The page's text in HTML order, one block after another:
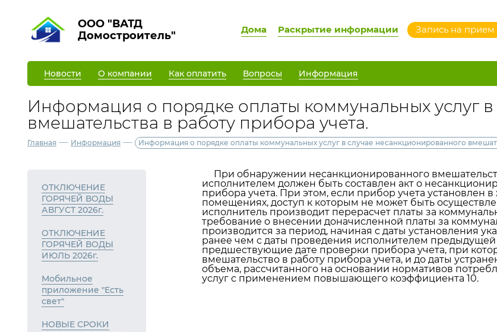
ООО "ВАТД
Домостроитель"
Дома Раскрытие информации Запись на прием
Новости О компании Как оплатить Вопросы Информация
Информация о порядке оплаты коммунальных услуг
вмешательства в работу прибора учета.
Главная — Информация — Информация о порядке оплаты коммунальных услуг в случае несанкционированного
ОТКЛЮЧЕНИЕ
ГОРЯЧЕЙ ВОДЫ
АВГУСТ 2026г.
ОТКЛЮЧЕНИЕ
ГОРЯЧЕЙ ВОДЫ
ИЮЛЬ 2026г.
Мобильное
приложение "Есть
свет"
НОВЫЕ СРОКИ
При обнаружении несанкционированного
исполнителем должен быть составлен акт о
прибора учета. При этом, если прибор учета
помещениях, доступ к которым не может быть
исполнитель производит перерасчет платы за
требование о внесении доначисленной платы за
производится за период, начиная с даты установления
ранее чем с даты проведения исполнителем
предшествующие дате проверки прибора учета, при
вмешательство в работу прибора учета, и до даты
объема, рассчитанного на основании нормативов
услуг с применением повышающего коэффициента 10.